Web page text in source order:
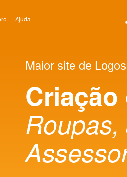
Ajuda
Maior site de
Criação